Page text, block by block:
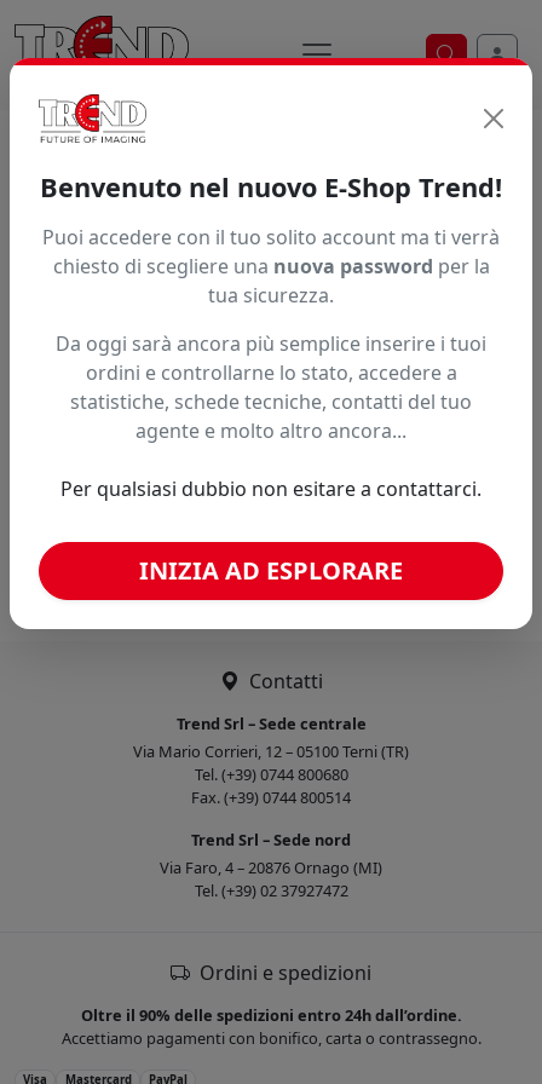
Ricerca
Articolo non trovato.
Hai trovato questo prodotto ad un prezzo più basso?
Fai una segnalazione
Confronta con articoli simili
Caricamento confronto...
Contatti
Trend Srl – Sede centrale
Via Mario Corrieri, 12 – 05100 Terni (TR)
Tel. (+39) 0744 800680
Fax. (+39) 0744 800514
Trend Srl – Sede nord
Via Faro, 4 – 20876 Ornago (MI)
Tel. (+39) 02 37927472
Ordini e spedizioni
Oltre il 90% delle spedizioni entro 24h dall’ordine.
Accettiamo pagamenti con bonifico, carta o contrassegno.
Visa Mastercard PayPal
Benvenuto nel nuovo E-Shop Trend!
Puoi accedere con il tuo solito account ma ti verrà
chiesto di scegliere una nuova password per la
tua sicurezza.
Da oggi sarà ancora più semplice inserire i tuoi
ordini e controllarne lo stato, accedere a
statistiche, schede tecniche, contatti del tuo
agente e molto altro ancora...
Per qualsiasi dubbio non esitare a contattarci.
INIZIA AD ESPLORARE